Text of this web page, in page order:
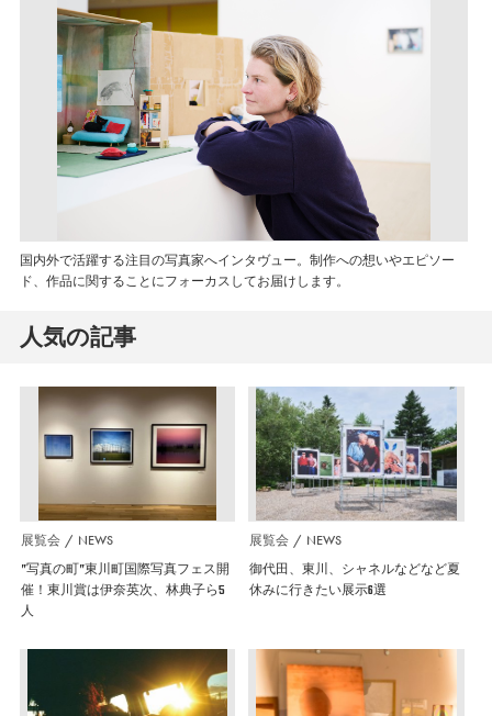
国内外で活躍する注目の写真家へインタヴュー。制作への想いやエピソー
ド、作品に関することにフォーカスしてお届けします。
人気の記事
展覧会 NEWS
”写真の町”東川町国際写真フェス開
催！東川賞は伊奈英次、林典子ら5
人
展覧会 NEWS
御代田、東川、シャネルなどなど夏
休みに行きたい展示6選